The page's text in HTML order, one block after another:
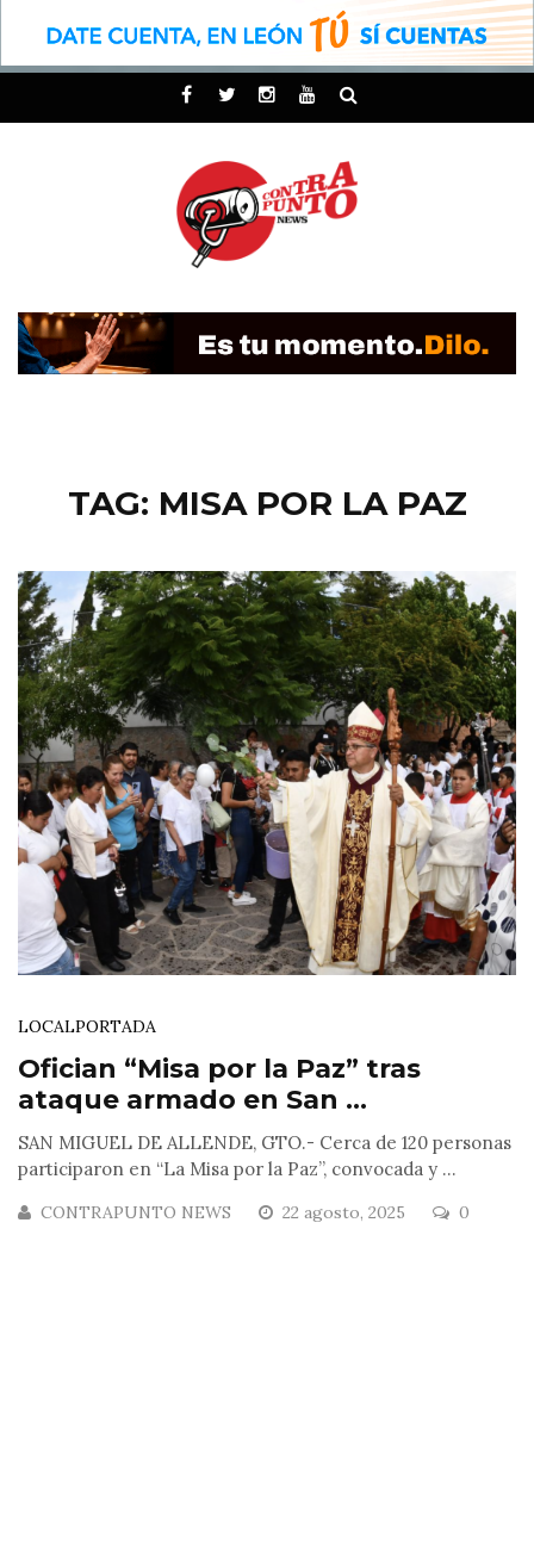
TAG: MISA POR LA PAZ
LOCALPORTADA
Ofician “Misa por la Paz” tras
ataque armado en San ...
SAN MIGUEL DE ALLENDE, GTO.- Cerca de 120 personas
participaron en “La Misa por la Paz”, convocada y ...
CONTRAPUNTO NEWS 22 agosto, 2025 0